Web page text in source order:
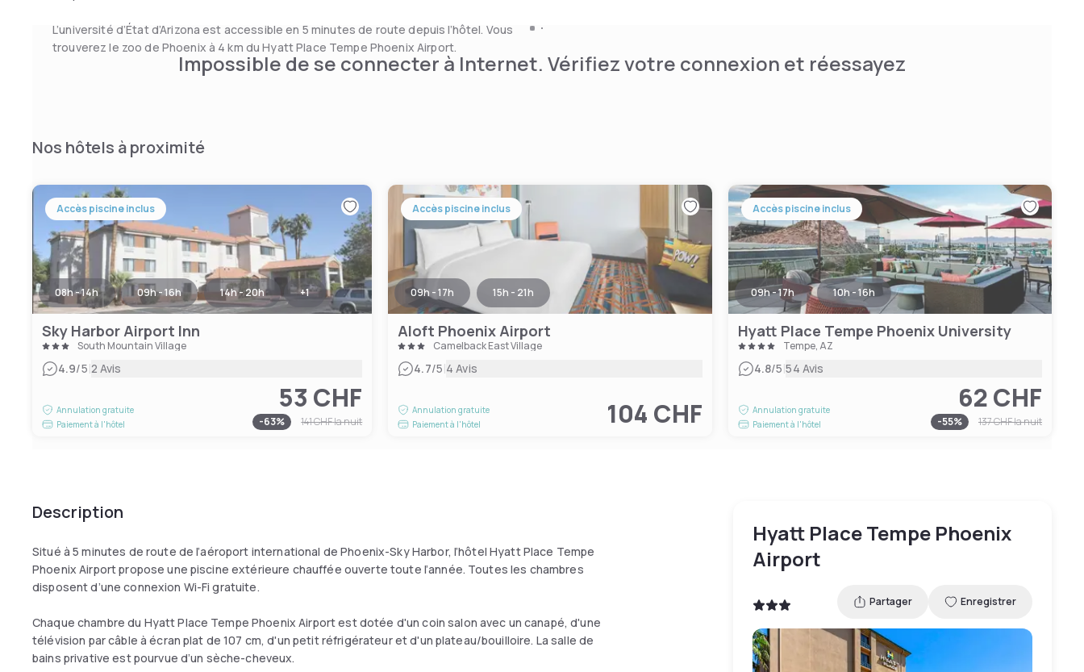
L’université d’État d’Arizona est accessible en 5 minutes de route depuis l’hôtel. Vous
trouverez le zoo de Phoenix à 4 km du Hyatt Place Tempe Phoenix Airport.
Impossible de se connecter à Internet. Vérifiez votre connexion et réessayez
Nos hôtels à proximité
Accès piscine inclus
08h - 14h 09h - 16h 14h - 20h +1
Sky Harbor Airport Inn
South Mountain Village
4.9/5|2 Avis
Annulation gratuite
Paiement à l'hôtel
53 CHF
-63% 141 CHFla nuit
Accès piscine inclus
09h - 17h 15h - 21h
Aloft Phoenix Airport
Camelback East Village
4.7/5|4 Avis
Annulation gratuite
Paiement à l'hôtel
104 CHF
Accès piscine inclus
09h - 17h 10h - 16h
Hyatt Place Tempe Phoenix University
Tempe, AZ
4.8/5|54 Avis
Annulation gratuite
Paiement à l'hôtel
62 CHF
-55% 137 CHFla nuit
Description
Situé à 5 minutes de route de l’aéroport international de Phoenix-Sky Harbor, l’hôtel Hyatt Place Tempe
Phoenix Airport propose une piscine extérieure chauffée ouverte toute l’année. Toutes les chambres
disposent d’une connexion Wi-Fi gratuite.
Chaque chambre du Hyatt Place Tempe Phoenix Airport est dotée d'un coin salon avec un canapé, d'une
télévision par câble à écran plat de 107 cm, d'un petit réfrigérateur et d'un plateau/bouilloire. La salle de
bains privative est pourvue d’un sèche-cheveux.
Hyatt Place Tempe Phoenix
Airport
Partager Enregistrer